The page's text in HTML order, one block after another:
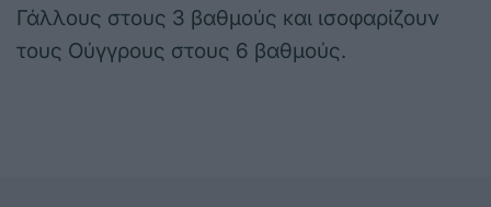
Γάλλους στους 3 βαθμούς και ισοφαρίζουν
τους Ούγγρους στους 6 βαθμούς.